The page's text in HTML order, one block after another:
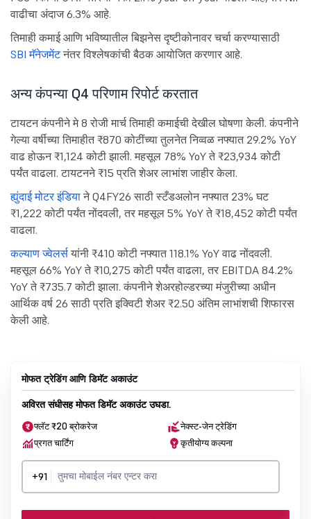
वाढीचा अंदाज 6.3% आहे.
तिमाही कमाई आणि भविष्यातील बिझनेस दृष्टीकोनावर चर्चा करण्यासाठी
SBI मॅनेजमेंटनंतर विश्लेषकांची बैठक आयोजित करणार आहे.
अन्य कंपन्या Q4 परिणाम रिपोर्ट करतात
टायटन कंपनीने मे 8 रोजी मार्च तिमाही कमाईची देखील घोषणा केली. कंपनीने
गेल्या वर्षीच्या तिमाहीत ₹870 कोटींच्या तुलनेत निव्वळ नफ्यात 29.2% YoY
वाढ होऊन ₹1,124 कोटी झाली. महसूल 78% YoY ते ₹23,934 कोटी
पर्यंत वाढला. टायटनने ₹15 प्रति शेअर लाभांश जाहीर केला.
ह्युंदाई मोटर इंडिया ने Q4FY26 साठी स्टँडअलोन नफ्यात 23% घट
₹1,222 कोटी पर्यंत नोंदवली, तर महसूल 5% YoY ते ₹18,452 कोटी पर्यंत
वाढला.
कल्याण ज्वेलर्स यांनी ₹410 कोटी नफ्यात 118.1% YoY वाढ नोंदवली.
महसूल 66% YoY ते ₹10,275 कोटी पर्यंत वाढला, तर EBITDA 84.2%
YoY ते ₹735.7 कोटी झाला. कंपनीने शेअरहोल्डरच्या मंजुरीच्या अधीन
आर्थिक वर्ष 26 साठी प्रति इक्विटी शेअर ₹2.50 अंतिम लाभांशची शिफारस
केली आहे.
मोफत ट्रेडिंग आणि डिमॅट अकाउंट
अविरत संधीसह मोफत डिमॅट अकाउंट उघडा.
फ्लॅट ₹20 ब्रोकरेज
नेक्स्ट-जेन ट्रेडिंग
प्रगत चार्टिंग
कृतीयोग्य कल्पना
+91